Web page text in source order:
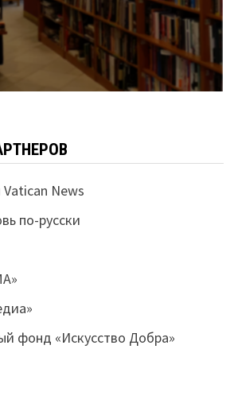
News
по-русски
фонд «Искусство Добра»